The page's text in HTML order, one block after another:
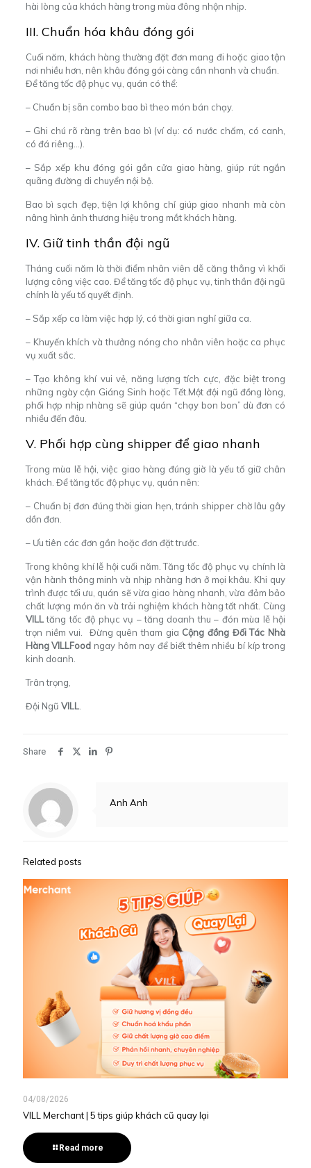
hài lòng của khách hàng trong mùa đông nhộn nhịp.
III. Chuẩn hóa khâu đóng gói
Cuối năm, khách hàng thường đặt đơn mang đi hoặc giao tận
nơi nhiều hơn, nên khâu đóng gói càng cần nhanh và chuẩn.
Để tăng tốc độ phục vụ, quán có thể:
– Chuẩn bị sẵn combo bao bì theo món bán chạy.
– Ghi chú rõ ràng trên bao bì (ví dụ: có nước chấm, có canh,
có đá riêng…).
– Sắp xếp khu đóng gói gần cửa giao hàng, giúp rút ngắn
quãng đường di chuyển nội bộ.
Bao bì sạch đẹp, tiện lợi không chỉ giúp giao nhanh mà còn
nâng hình ảnh thương hiệu trong mắt khách hàng.
IV. Giữ tinh thần đội ngũ
Tháng cuối năm là thời điểm nhân viên dễ căng thẳng vì khối
lượng công việc cao. Để tăng tốc độ phục vụ, tinh thần đội ngũ
chính là yếu tố quyết định.
– Sắp xếp ca làm việc hợp lý, có thời gian nghỉ giữa ca.
– Khuyến khích và thưởng nóng cho nhân viên hoặc ca phục
vụ xuất sắc.
– Tạo không khí vui vẻ, năng lượng tích cực, đặc biệt trong
những ngày cận Giáng Sinh hoặc Tết. Một đội ngũ đồng lòng,
phối hợp nhịp nhàng sẽ giúp quán “chạy bon bon” dù đơn có
nhiều đến đâu.
V. Phối hợp cùng shipper để giao nhanh
Trong mùa lễ hội, việc giao hàng đúng giờ là yếu tố giữ chân
khách. Để tăng tốc độ phục vụ, quán nên:
– Chuẩn bị đơn đúng thời gian hẹn, tránh shipper chờ lâu gây
dồn đơn.
– Ưu tiên các đơn gần hoặc đơn đặt trước.
Trong không khí lễ hội cuối năm. Tăng tốc độ phục vụ chính là
vận hành thông minh và nhịp nhàng hơn ở mọi khâu. Khi quy
trình được tối ưu, quán sẽ vừa giao hàng nhanh, vừa đảm bảo
chất lượng món ăn và trải nghiệm khách hàng tốt nhất. Cùng
VILLtăng tốc độ phục vụ – tăng doanh thu – đón mùa lễ hội
trọn niềm vui.
Đừng quên tham gia Cộng đồng Đối Tác Nhà
Hàng VILLFood ngay hôm nay để biết thêm nhiều bí kíp trong
kinh doanh.
Trân trọng,
Đội Ngũ VILL.
Share
Anh Anh
Related posts
04/08/2026
VILL Merchant | 5 tips giúp khách cũ quay lại
Read more